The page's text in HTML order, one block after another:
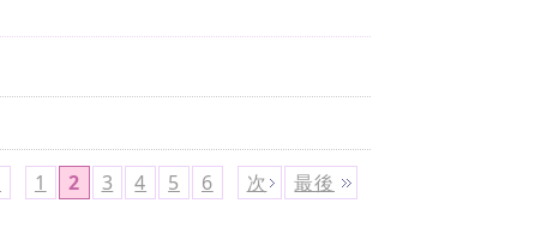
1 2 3 4 5 6 次 最後